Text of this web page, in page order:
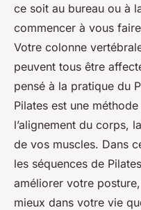
ce soit au bureau ou à
commencer à vous
Votre colonne
peuvent tous être
pensé à la pratique du
Pilates est une
l’alignement du corps,
de vos muscles. Dans
les séquences de
améliorer votre
mieux dans votre vie